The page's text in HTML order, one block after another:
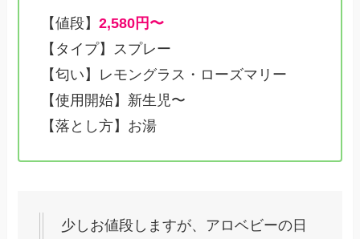
【値段】2,580円〜
【タイプ】スプレー
【匂い】レモングラス・ローズマリー
【使用開始】新生児〜
【落とし方】お湯
少しお値段しますが、アロベビーの日